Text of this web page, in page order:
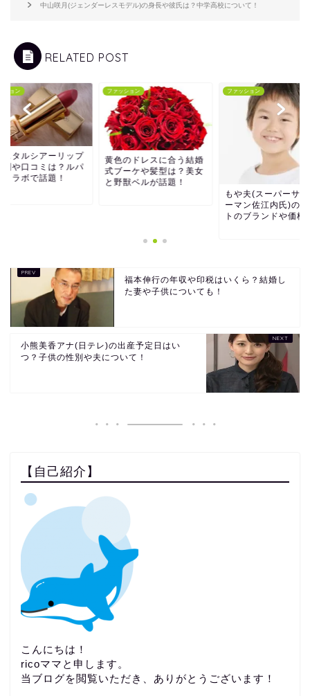
中山咲月(ジェンダーレスモデル)の身長や彼氏は？中学高校について！
RELATED POST
ション
スタルシアーリップ
判や口コミは？ルパ
コラボで話題！
ファッション
黄色のドレスに合う結婚
式ブーケや髪型は？美女
と野獣ベルが話題！
ファッション
もや夫(スーパーサ
ーマン佐江内氏)の
トのブランドや価格
福本伸行の年収や印税はいくら？結婚し
た妻や子供についても！
小熊美香アナ(日テレ)の出産予定日はい
つ？子供の性別や夫について！
【自己紹介】
こんにちは！
ricoママと申します。
当ブログを閲覧いただき、ありがとうございます！